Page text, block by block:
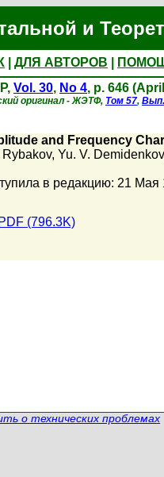
и
ДЛЯ АВТОРОВ
Vol. 30, No 4, p. 646
оригинал - ЖЭТФ, Том 57,
and Frequency
Rybakov, Yu. V. Demidenkov
в редакцию: 21 Мая
PDF (796.3K)
о технических проблемах